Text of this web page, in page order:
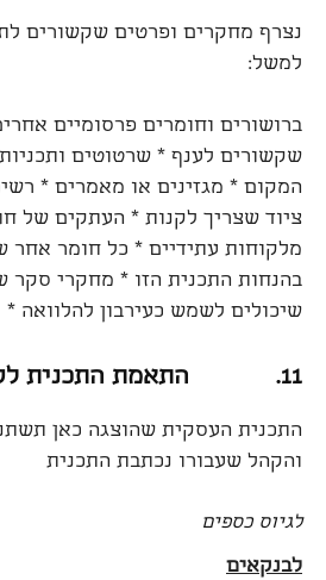
נצרף מחקרים ופרטים שקשורים
למשל:
ברושורים וחומרים פרסומיים
שקשורים לענף * שרטוטים
המקום * מגזינים או מאמרים *
ציוד שצריך לקנות * העתקים של
מלקוחות עתידיים * כל חומר אחר
בהנחות התכנית הזו * מחקרי סקר
שיכולים לשמש כעירבון להלוואה *
11. התאמת התכנית
התכנית העסקית שהוצגה כאן
והקהל שעבורו נכתבת התכנית
לגיוס כספים
לבנקאים